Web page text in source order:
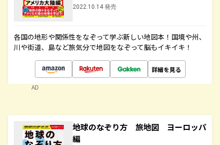
2022.10.14 発売
各国の地形や関係性をなぞって学ぶ新しい地図本！国境や州、
川や街道、島など旅気分で地図をなぞって脳もイキイキ！
詳細を見る
AD
地球のなぞり方 旅地図 ヨーロッパ
編